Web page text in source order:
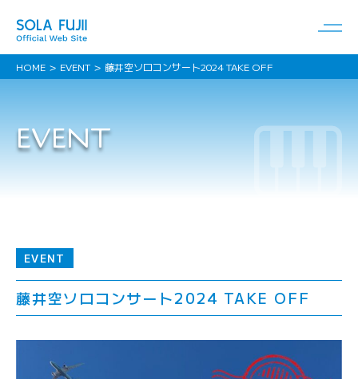
HOME EVENT 藤井空ソロコンサート2024 TAKE OFF
EVENT
EVENT
藤井空ソロコンサート2024 TAKE OFF